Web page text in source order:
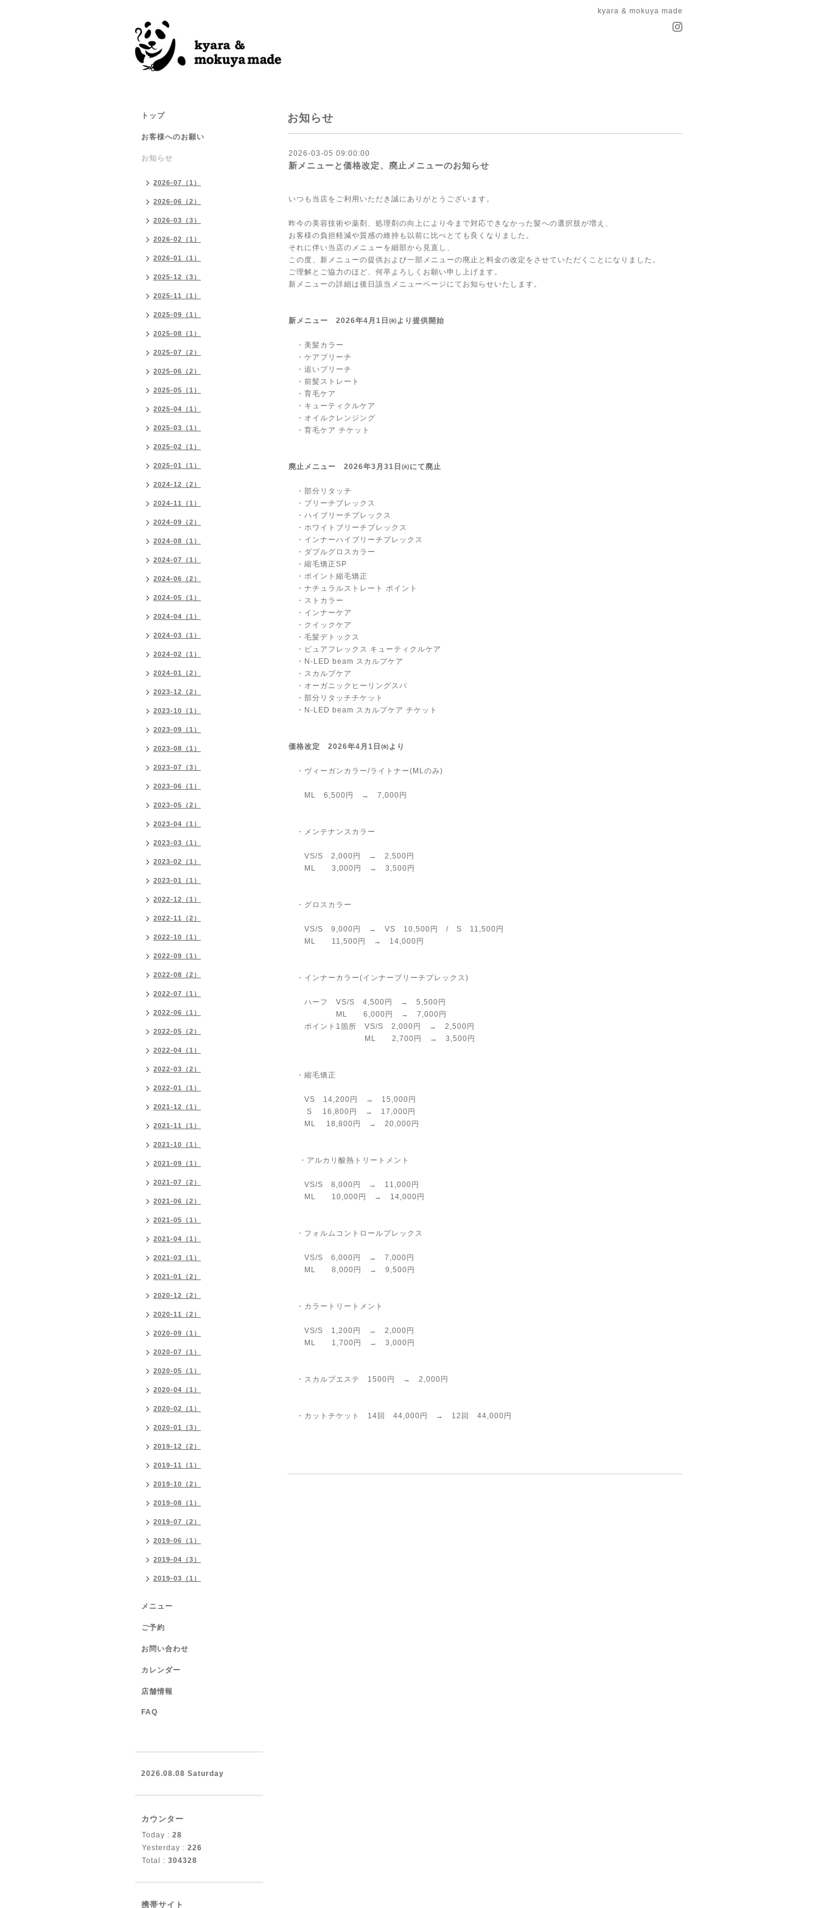
kyara & mokuya made
お知らせ
2026-03-05 09:00:00
新メニューと価格改定、廃止メニューのお知らせ
いつも当店をご利用いただき誠にありがとうございます。
昨今の美容技術や薬剤、処理剤の向上により今まで対応できなかった髪への選択肢が増え、
お客様の負担軽減や質感の維持も以前に比べとても良くなりました。
それに伴い当店のメニューを細部から見直し、
この度、新メニューの提供および一部メニューの廃止と料金の改定をさせていただくことになりました。
ご理解とご協力のほど、何卒よろしくお願い申し上げます。
新メニューの詳細は後日該当メニューページにてお知らせいたします。
新メニュー 2026年4月1日㈬より提供開始
・美髪カラー
・ケアブリーチ
・追いブリーチ
・前髪ストレート
・育毛ケア
・キューティクルケア
・オイルクレンジング
・育毛ケア チケット
廃止メニュー 2026年3月31日㈫にて廃止
・部分リタッチ
・ブリーチプレックス
・ハイブリーチプレックス
・ホワイトブリーチプレックス
・インナーハイブリーチプレックス
・ダブルグロスカラー
・縮毛矯正SP
・ポイント縮毛矯正
・ナチュラルストレート ポイント
・ストカラー
・インナーケア
・クイックケア
・毛髪デトックス
・ピュアフレックス キューティクルケア
・N-LED beam スカルプケア
・スカルプケア
・オーガニックヒーリングスパ
・部分リタッチチケット
・N-LED beam スカルプケア チケット
価格改定 2026年4月1日㈬より
・ヴィーガンカラー/ライトナー(MLのみ)
ML 6,500円 → 7,000円
・メンテナンスカラー
VS/S 2,000円 → 2,500円
ML 3,000円 → 3,500円
・グロスカラー
VS/S 9,000円 → VS 10,500円 / S 11,500円
ML 11,500円 → 14,000円
・インナーカラー(インナーブリーチプレックス)
ハーフ VS/S 4,500円 → 5,500円
ML 6,000円 → 7,000円
ポイント1箇所 VS/S 2,000円 → 2,500円
ML 2,700円 → 3,500円
・縮毛矯正
VS 14,200円 → 15,000円
S 16,800円 → 17,000円
ML 18,800円 → 20,000円
・アルカリ酸熱トリートメント
VS/S 8,000円 → 11,000円
ML 10,000円 → 14,000円
・フォルムコントロールプレックス
VS/S 6,000円 → 7,000円
ML 8,000円 → 9,500円
・カラートリートメント
VS/S 1,200円 → 2,000円
ML 1,700円 → 3,000円
・スカルプエステ 1500円 → 2,000円
・カットチケット 14回 44,000円 → 12回 44,000円
トップ
お客様へのお願い
お知らせ
2026-07（1）
2026-06（2）
2026-03（3）
2026-02（1）
2026-01（1）
2025-12（3）
2025-11（1）
2025-09（1）
2025-08（1）
2025-07（2）
2025-06（2）
2025-05（1）
2025-04（1）
2025-03（1）
2025-02（1）
2025-01（1）
2024-12（2）
2024-11（1）
2024-09（2）
2024-08（1）
2024-07（1）
2024-06（2）
2024-05（1）
2024-04（1）
2024-03（1）
2024-02（1）
2024-01（2）
2023-12（2）
2023-10（1）
2023-09（1）
2023-08（1）
2023-07（3）
2023-06（1）
2023-05（2）
2023-04（1）
2023-03（1）
2023-02（1）
2023-01（1）
2022-12（1）
2022-11（2）
2022-10（1）
2022-09（1）
2022-08（2）
2022-07（1）
2022-06（1）
2022-05（2）
2022-04（1）
2022-03（2）
2022-01（1）
2021-12（1）
2021-11（1）
2021-10（1）
2021-09（1）
2021-07（2）
2021-06（2）
2021-05（1）
2021-04（1）
2021-03（1）
2021-01（2）
2020-12（2）
2020-11（2）
2020-09（1）
2020-07（1）
2020-05（1）
2020-04（1）
2020-02（1）
2020-01（3）
2019-12（2）
2019-11（1）
2019-10（2）
2019-08（1）
2019-07（2）
2019-06（1）
2019-04（3）
2019-03（1）
メニュー
ご予約
お問い合わせ
カレンダー
店舗情報
FAQ
2026.08.08 Saturday
カウンター
Today : 28
Yesterday : 226
Total : 304328
携帯サイト